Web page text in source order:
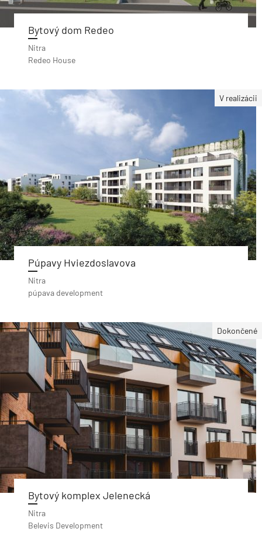
Bytový dom Redeo
Nitra
Redeo House
V realizácii
Púpavy Hviezdoslavova
Nitra
púpava development
Dokončené
Bytový komplex Jelenecká
Nitra
Belevis Development